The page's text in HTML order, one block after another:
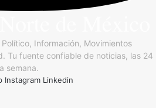
Información, Movimientos
Tu fuente confiable de noticias, las 24
semana.
Instagram Linkedin